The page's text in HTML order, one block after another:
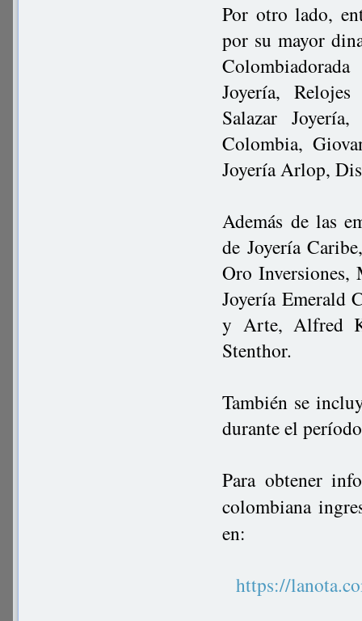
Por otro lado,
por su mayor
Joyería,
Salazar
Colombia,
Joyería Arlop,
Además de las
de Joyería
Oro Inversiones,
Joyería Emerald
y Arte, Alfred
Stenthor.
También se
durante el
Para obtener
colombiana
en:
https://